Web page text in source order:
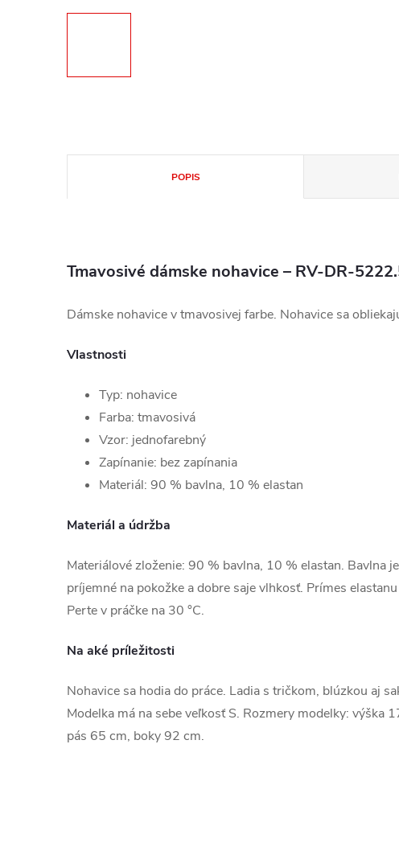
POPIS
Tmavosivé dámske nohavice – RV-DR-
Dámske nohavice v tmavosivej farbe. Nohavice sa
Vlastnosti
Typ: nohavice
Farba: tmavosivá
Vzor: jednofarebný
Zapínanie: bez zapínania
Materiál: 90 % bavlna, 10 % elastan
Materiál a údržba
Materiálové zloženie: 90 % bavlna, 10 % elastan. Bavlna
príjemné na pokožke a dobre saje vlhkosť. Prímes
Perte v práčke na 30 °C.
Na aké príležitosti
Nohavice sa hodia do práce. Ladia s tričkom, blúzkou aj
Modelka má na sebe veľkosť S. Rozmery modelky: výška
pás 65 cm, boky 92 cm.